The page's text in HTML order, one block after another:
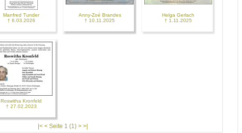
Manfred Tunder
† 6.03.2026
Anny-Zoé Brandes
† 10.11.2025
Helga Gerlach
† 1.11.2025
Roswitha Kronfeld
† 27.02.2023
|< < Seite 1 (1) > >|